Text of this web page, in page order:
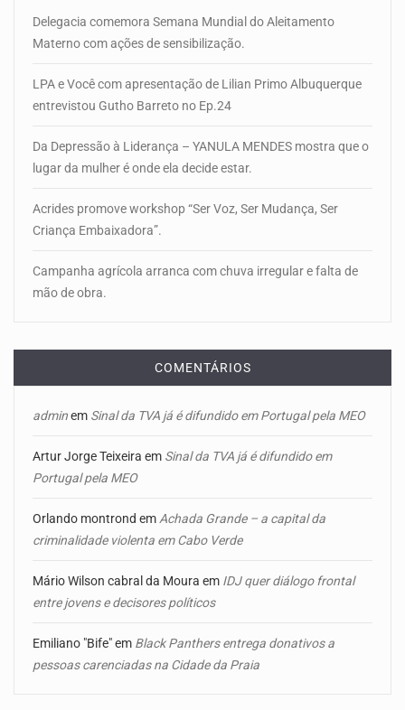
Delegacia comemora Semana Mundial do Aleitamento
Materno com ações de sensibilização.
LPA e Você com apresentação de Lilian Primo Albuquerque
entrevistou Gutho Barreto no Ep.24
Da Depressão à Liderança – YANULA MENDES mostra que o
lugar da mulher é onde ela decide estar.
Acrides promove workshop “Ser Voz, Ser Mudança, Ser
Criança Embaixadora”.
Campanha agrícola arranca com chuva irregular e falta de
mão de obra.
COMENTÁRIOS
adminem Sinal da TVA já é difundido em Portugal pela MEO
Artur Jorge Teixeira em Sinal da TVA já é difundido em
Portugal pela MEO
Orlando montrond em Achada Grande – a capital da
criminalidade violenta em Cabo Verde
Mário Wilson cabral da Moura em IDJ quer diálogo frontal
entre jovens e decisores políticos
Emiliano "Bife"em Black Panthers entrega donativos a
pessoas carenciadas na Cidade da Praia